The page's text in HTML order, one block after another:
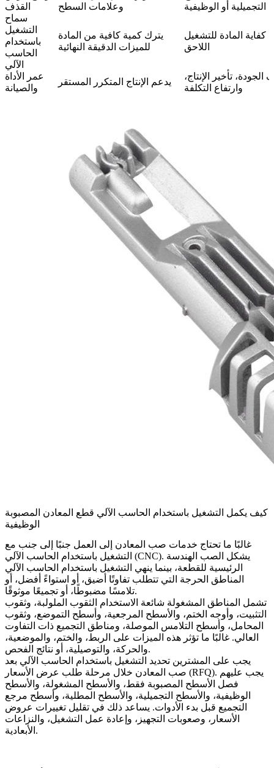
القذف
وعلامات السطح
التجميلية أو الوظيفية
سماح
التشغيل
باستخدام
الحاسب
الآلي
يترك كمية كافية من المادة
للميزات الدقيقة النهائية
كفاية المادة للتشغيل
اللاحق
عمر الأداة
والصيانة
يدعم الإنتاج المتكرر المستقر
الجودة، تأخير الإنتاج،
وارتفاع التكلفة
كيف يكمل التشغيل باستخدام الحاسب الآلي قطع المعادن المصبوبة
الوظيفية
غالبًا ما تحتاج خدمات صب المعادن إلى العمل جنبًا إلى جنب مع
التشغيل باستخدام الحاسب الآلي (CNC). يشكل الصب الهندسة
الرئيسية للقطعة، بينما ينهي التشغيل باستخدام الحاسب الآلي
المناطق الحرجة التي تتطلب تفاوتًا أضيق، أو استواءً أفضل، أو
تلامسًا مضبوطًا، أو تجميعًا موثوقًا.
تشمل المناطق المشغولة شائعة الاستخدام الثقوب الملولبة، وثقوب
التثبيت، وأوجه الختم، والأسطح المرجعية، وأسطح التموضع، وثقوب
المحامل، وأسطح التلامس الموصلة، ومناطق التجميع ذات التفاوت
العالي. غالبًا ما تؤثر هذه الميزات على الربط، والختم، والموضعية،
والحركة، والتوصيلية، أو نتائج الفحص.
يجب على المشترين تحديد التشغيل باستخدام الحاسب الآلي بعد
صب المعادن خلال مرحلة طلب عرض الأسعار (RFQ). يجب عليهم
فصل الأسطح المصبوبة فقط، والأسطح المشغولة، والأسطح
الوظيفية، والأسطح التجميلية، والأسطح المطلية، وأسطح مرجع
التجميع قبل بدء الأدوات. يساعد ذلك في تقليل تغييرات عروض
الأسعار، وصعوبات التجهيز، وإعادة عمل التشغيل، والنزاعات
الأبعادية.